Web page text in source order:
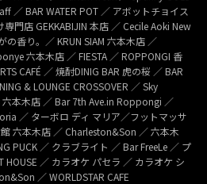
／ BAR WATER POT ／ アボットチョイス
門店 GEKKABIJIN 本店 ／ Cecile Aoki New
の香り。／ KRUN SIAM 六本木店 ／
六本木店 ／ FIESTA ／ ROPPONGI 香
CAFÉ ／ 焼酎DINIG BAR 虎の桜 ／ BAR
& LOUNGE CROSSOVER ／ Sky
本木店 ／ Bar 7th Ave.in Roppongi ／
／ ターボロ ディ マリア／フットマッサ
六本木店 ／ Charleston&Son ／ 六本木
PUCK ／ クラブライト ／ Bar FreeLe ／ プ
HOUSE ／ カラオケ パセラ ／ カラオケ シ
／ WORLDSTAR CAFE